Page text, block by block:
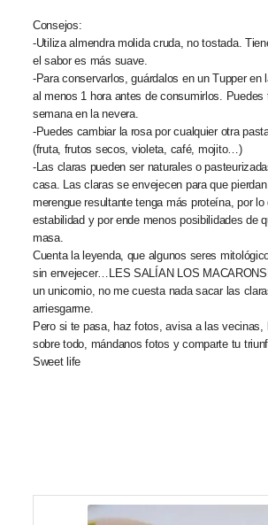
Consejos:
-Utiliza almendra molida cruda, no tostada.
el sabor es más suave.
-Para conservarlos, guárdalos en un Tupper en
al menos 1 hora antes de consumirlos. Puedes
semana en la nevera.
-Puedes cambiar la rosa por cualquier otra
(fruta, frutos secos, violeta, café, mojito…)
-Las claras pueden ser naturales o
casa. Las claras se envejecen para que pierdan
merengue resultante tenga más proteína, por lo
estabilidad y por ende menos posibilidades de
masa.
Cuenta la leyenda, que algunos seres
sin envejecer…LES SALÍAN LOS
un unicornio, no me cuesta nada sacar las
arriesgarme.
Pero si te pasa, haz fotos, avisa a las vecinas,
sobre todo, mándanos fotos y comparte tu
Sweet life